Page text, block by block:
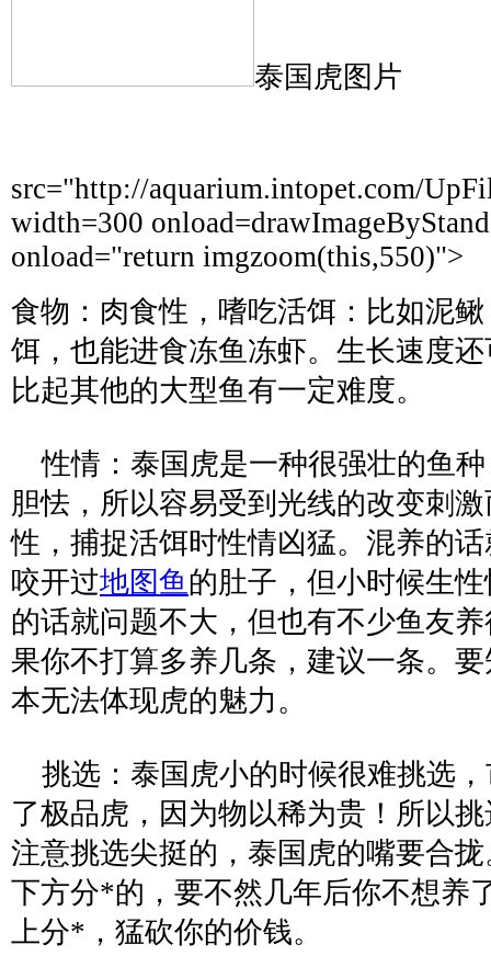
泰国虎图片
src="http://aquarium.intopet.com/
width=300
onload="return imgzoom(this,550)">
食物：肉食性，嗜吃活饵：比如泥
饵，也能进食冻鱼冻虾。生长速度
比起其他的大型鱼有一定难度。
性情：泰国虎是一种很强壮的鱼
胆怯，所以容易受到光线的改变刺
性，捕捉活饵时性情凶猛。混养的
咬开过地图鱼 的肚子，但小时候生
的话就问题不大，但也有不少鱼友
果你不打算多养几条，建议一条。
本无法体现虎的魅力。
挑选：泰国虎小的时候很难挑选
了极品虎，因为物以稀为贵！所以
注意挑选尖挺的，泰国虎的嘴要合
下方分*的，要不然几年后你不想养
上分*，猛砍你的价钱。